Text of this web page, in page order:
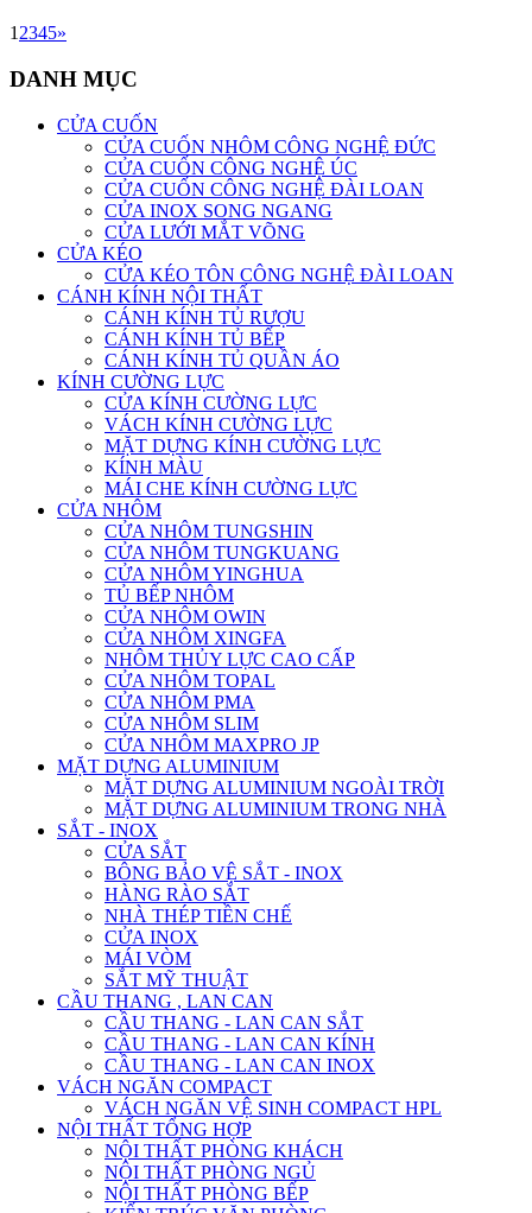
1 2345»
DANH MỤC
CỬA CUỐN
CỬA CUỐN NHÔM CÔNG NGHỆ ĐỨC
CỬA CUỐN CÔNG NGHỆ ÚC
CỬA CUỐN CÔNG NGHỆ ĐÀI LOAN
CỬA INOX SONG NGANG
CỬA LƯỚI MẮT VÕNG
CỬA KÉO
CỬA KÉO TÔN CÔNG NGHỆ ĐÀI LOAN
CÁNH KÍNH NỘI THẤT
CÁNH KÍNH TỦ RƯỢU
CÁNH KÍNH TỦ BẾP
CÁNH KÍNH TỦ QUẦN ÁO
KÍNH CƯỜNG LỰC
CỬA KÍNH CƯỜNG LỰC
VÁCH KÍNH CƯỜNG LỰC
MẶT DỰNG KÍNH CƯỜNG LỰC
KÍNH MÀU
MÁI CHE KÍNH CƯỜNG LỰC
CỬA NHÔM
CỬA NHÔM TUNGSHIN
CỬA NHÔM TUNGKUANG
CỬA NHÔM YINGHUA
TỦ BẾP NHÔM
CỬA NHÔM OWIN
CỬA NHÔM XINGFA
NHÔM THỦY LỰC CAO CẤP
CỬA NHÔM TOPAL
CỬA NHÔM PMA
CỬA NHÔM SLIM
CỬA NHÔM MAXPRO JP
MẶT DỰNG ALUMINIUM
MẶT DỰNG ALUMINIUM NGOÀI TRỜI
MẶT DỰNG ALUMINIUM TRONG NHÀ
SẮT - INOX
CỬA SẮT
BÔNG BẢO VỆ SẮT - INOX
HÀNG RÀO SẮT
NHÀ THÉP TIỀN CHẾ
CỬA INOX
MÁI VÒM
SẮT MỸ THUẬT
CẦU THANG , LAN CAN
CẦU THANG - LAN CAN SẮT
CẦU THANG - LAN CAN KÍNH
CẦU THANG - LAN CAN INOX
VÁCH NGĂN COMPACT
VÁCH NGĂN VỆ SINH COMPACT HPL
NỘI THẤT TỔNG HỢP
NỘI THẤT PHÒNG KHÁCH
NỘI THẤT PHÒNG NGỦ
NỘI THẤT PHÒNG BẾP